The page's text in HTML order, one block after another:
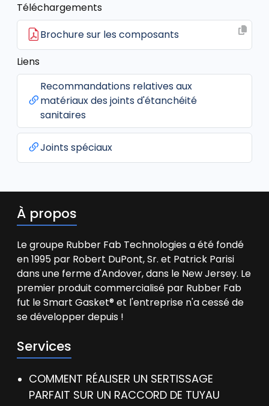
Téléchargements
Brochure sur les composants
Liens
Recommandations relatives aux
matériaux des joints d'étanchéité
sanitaires
Joints spéciaux
À propos
Le groupe Rubber Fab Technologies a été fondé
en 1995 par Robert DuPont, Sr. et Patrick Parisi
dans une ferme d'Andover, dans le New Jersey. Le
premier produit commercialisé par Rubber Fab
fut le Smart Gasket® et l'entreprise n'a cessé de
se développer depuis !
Services
COMMENT RÉALISER UN SERTISSAGE
PARFAIT SUR UN RACCORD DE TUYAU